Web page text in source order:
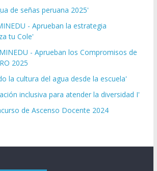
de señas peruana 2025'
- Aprueban la estrategia
tu Cole'
- Aprueban los Compromisos de
2025
la cultura del agua desde la escuela'
inclusiva para atender la diversidad I'
de Ascenso Docente 2024